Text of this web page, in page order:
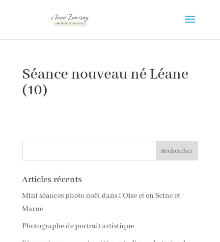
Séance nouveau né Léane
(10)
Articles récents
Mini séances photo noël dans l’Oise et en Seine et
Marne
Photographe de portrait artistique